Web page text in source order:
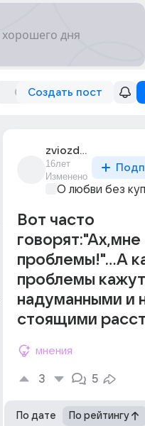
Создать пост
zviozdochka_tm
16лет
Изменено
О любви без
Вот часто
проблемы!"...А
проблемы
надуманными и
стоящими
мнения
3 5
По дате По рейтингу